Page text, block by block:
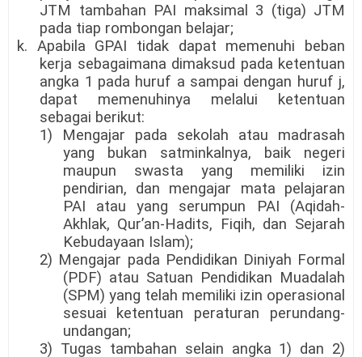
JTM tambahan PAI maksimal 3 (tiga) JTM
pada tiap rombongan belajar;
k. Apabila GPAI tidak dapat memenuhi beban
kerja sebagaimana dimaksud pada ketentuan
angka 1 pada huruf a sampai dengan huruf j,
dapat memenuhinya melalui ketentuan
sebagai berikut:
1) Mengajar pada sekolah atau madrasah
yang bukan satminkalnya, baik negeri
maupun swasta yang memiliki izin
pendirian, dan mengajar mata pelajaran
PAI atau yang serumpun PAI (Aqidah-
Akhlak, Qur’an-Hadits, Fiqih, dan Sejarah
Kebudayaan Islam);
2) Mengajar pada Pendidikan Diniyah Formal
(PDF) atau Satuan Pendidikan Muadalah
(SPM) yang telah memiliki izin operasional
sesuai ketentuan peraturan perundang-
undangan;
3) Tugas tambahan selain angka 1) dan 2)